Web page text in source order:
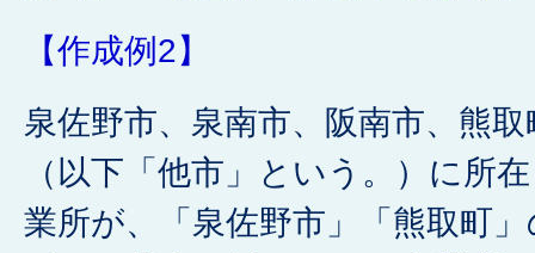
【作成例2】
泉佐野市、泉南市、阪南市、熊
（以下「他市」という。）に所
業所が、「泉佐野市」「熊取町